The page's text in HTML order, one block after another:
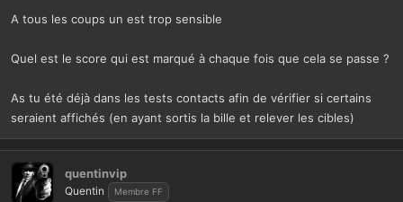
A tous les coups un est trop sensible
Quel est le score qui est marqué à chaque fois que cela se passe ?
As tu été déjà dans les tests contacts afin de vérifier si certains
seraient affichés (en ayant sortis la bille et relever les cibles)
quentinvip
Quentin Membre FF